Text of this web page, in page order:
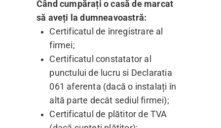
Când cumpărați o casă de marcat
să aveți la dumneavoastră:
Certificatul de înregistrare al
firmei;
Certificatul constatator al
punctului de lucru si Declaratia
061 aferenta (dacă o instalați în
altă parte decât sediul firmei);
Certificatul de plătitor de TVA